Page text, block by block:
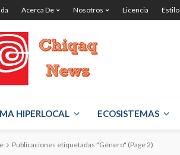
Acerca De Nosotros Licencia Estilo
HIPERLOCAL ECOSISTEMAS
Publicaciones etiquetadas "Género" (Page 2)